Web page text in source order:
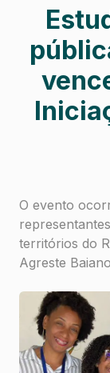
O evento
territórios do
Agreste Baiano